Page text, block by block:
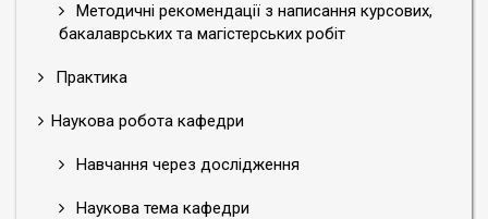
Методичні рекомендації з написання курсових,
бакалаврських та магістерських робіт
Практика
Наукова робота кафедри
Навчання через дослідження
Наукова тема кафедри